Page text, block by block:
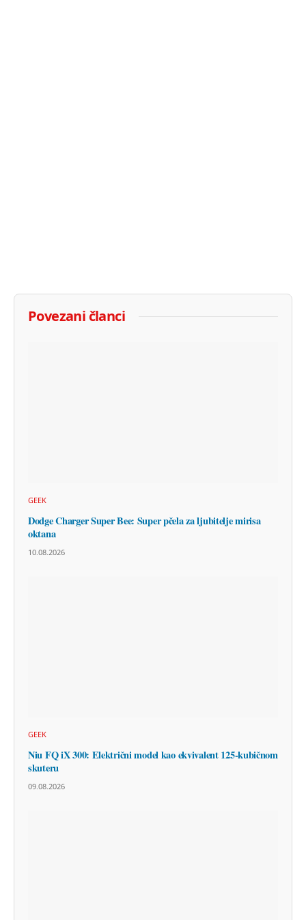
Povezani članci
GEEK
Dodge Charger Super Bee: Super pčela za ljubitelje mirisa
oktana
10.08.2026
GEEK
Niu FQ iX 300: Električni model kao ekvivalent 125-kubičnom
skuteru
09.08.2026